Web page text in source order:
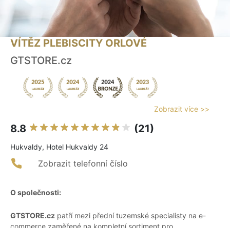
VÍTĚZ PLEBISCITY ORLOVÉ
GTSTORE.cz
Zobrazit více >>
8.8 (21)
Hukvaldy, Hotel Hukvaldy 24
Zobrazit telefonní číslo
O společnosti:
GTSTORE.cz patří mezi přední tuzemské specialisty na e-
commerce zaměřené na kompletní sortiment pro